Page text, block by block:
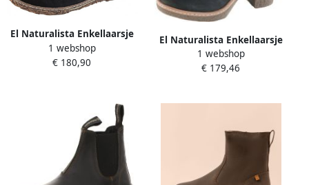
El Naturalista Enkellaarsje
van hoogwaardig leer
Zwart
1 webshop
€ 180,90
El Naturalista Enkellaarsje
met rits opzij Zwart
1 webshop
€ 179,46